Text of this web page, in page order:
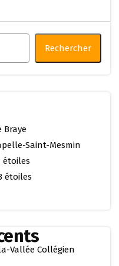
Rechercher
Braye
Saint-Mesmin
étoiles
étoiles
Vallée Collégien